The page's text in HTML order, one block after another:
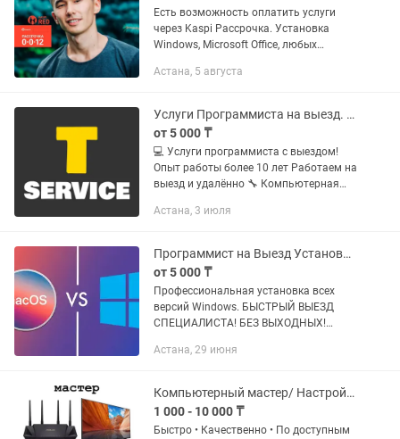
Есть возможность оплатить услуги
через Kaspi Рассрочка. Установка
Windows, Microsoft Office, любых
Возможна удаленная установка
Астана, 5 августа
Услуги Программиста на выезд. Установка windows. Ремонт ноутбуков.
от 5 000 ₸
💻 Услуги программиста с выездом!
Опыт работы более 10 лет Работаем на
выезд и удалённо 🔧 Компьютерная
переустановка Windows / Mac / Linux
Астана, 3 июля
Программист на Выезд Установка всех программ
от 5 000 ₸
Профессиональная установка всех
версий Windows. БЫСТРЫЙ ВЫЕЗД
СПЕЦИАЛИСТА! БЕЗ ВЫХОДНЫХ!
и настройка пустых новых ноутбуков,
Астана, 29 июня
Компьютерный мастер/ Настройка техники и интернета
1 000 - 10 000 ₸
Быстро • Качественно • По доступным